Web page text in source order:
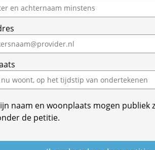
naam en woonplaats mogen publiek
de petitie.